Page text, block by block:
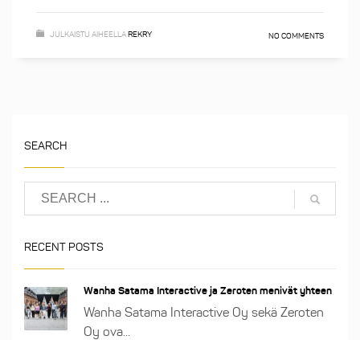
JULKAISTU AIHEELLAREKRY NO COMMENTS
SEARCH
RECENT POSTS
Wanha Satama Interactive ja Zeroten menivät yhteen
Wanha Satama Interactive Oy sekä Zeroten
Oy ova...